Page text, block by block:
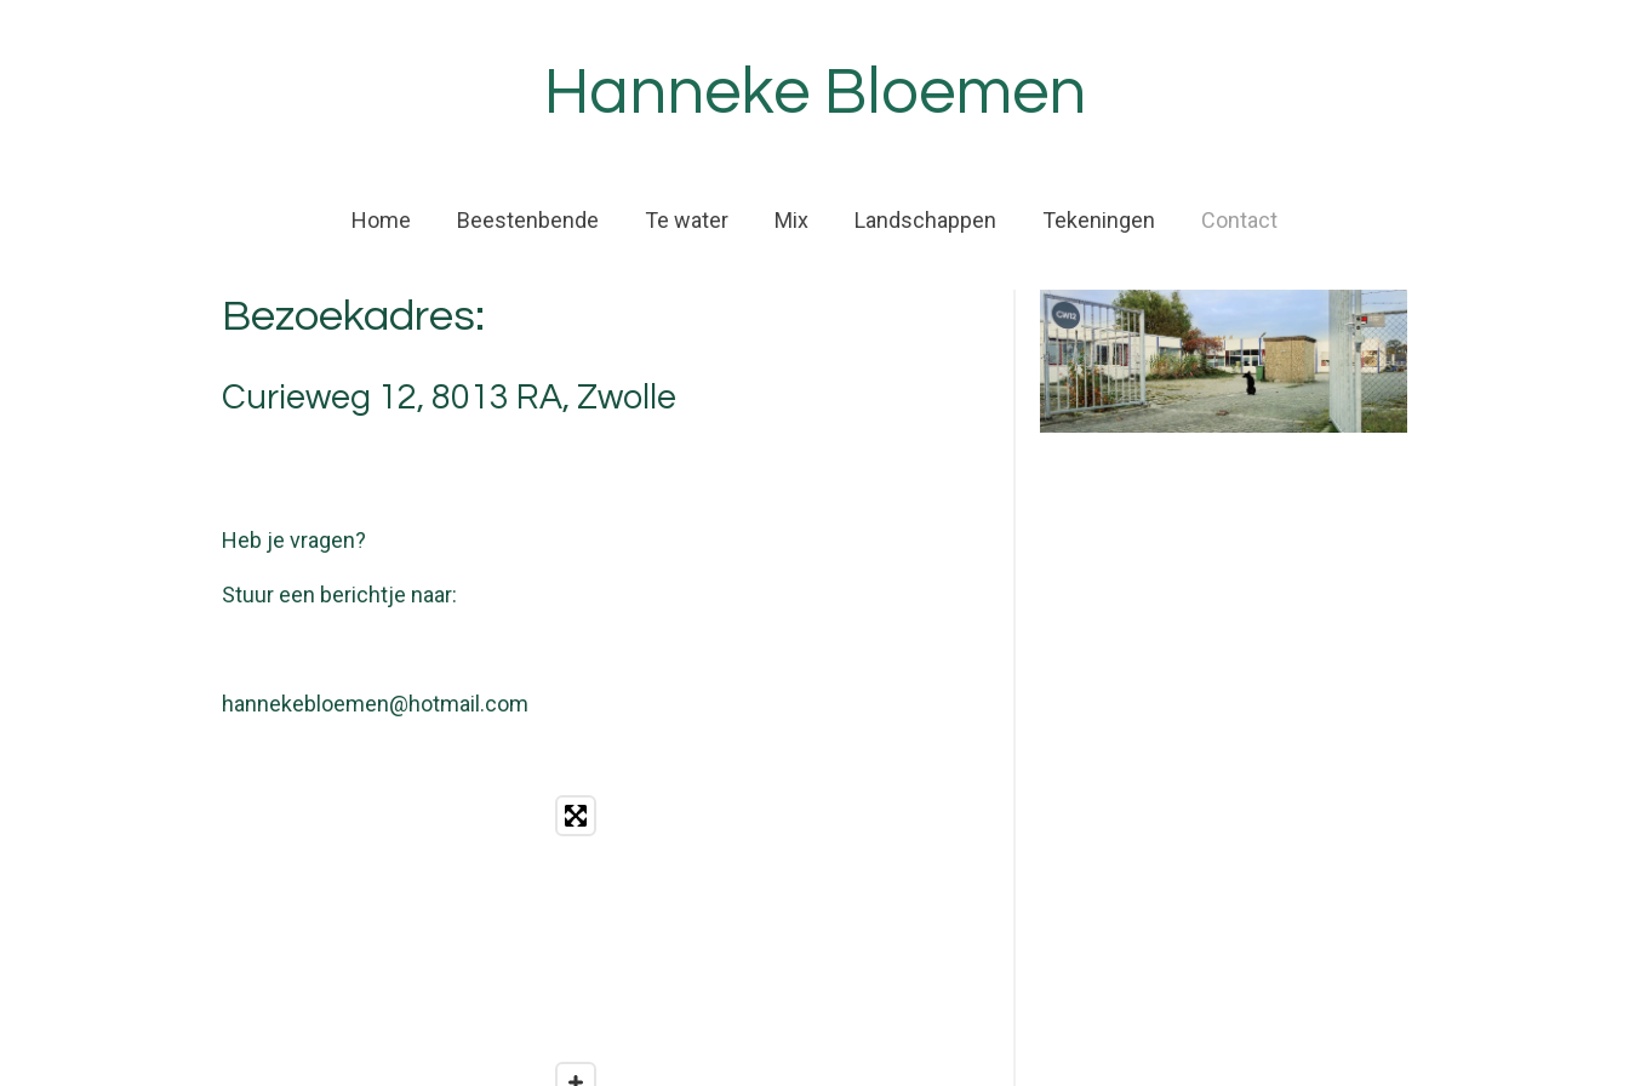
Hanneke Bloemen
Home Beestenbende Te water Mix Landschappen Tekeningen Contact
Bezoekadres:
Curieweg 12, 8013 RA, Zwolle
Heb je vragen?
Stuur een berichtje naar:
hannekebloemen@hotmail.com